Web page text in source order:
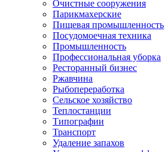
Очистные сооружения
Парикмахерские
Пищевая промышленность
Посудомоечная техника
Промышленность
Профессиональная уборка
Ресторанный бизнес
Ржавчина
Рыбопереработка
Сельское хозяйство
Теплостанции
Типографии
Транспорт
Удаление запахов